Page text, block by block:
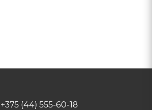
+375 (44) 555-60-18